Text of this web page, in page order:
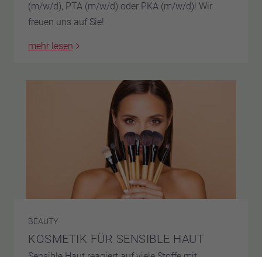
(m/w/d), PTA (m/w/d) oder PKA (m/w/d)! Wir
freuen uns auf Sie!
mehr lesen
BEAUTY
KOSMETIK FÜR SENSIBLE HAUT